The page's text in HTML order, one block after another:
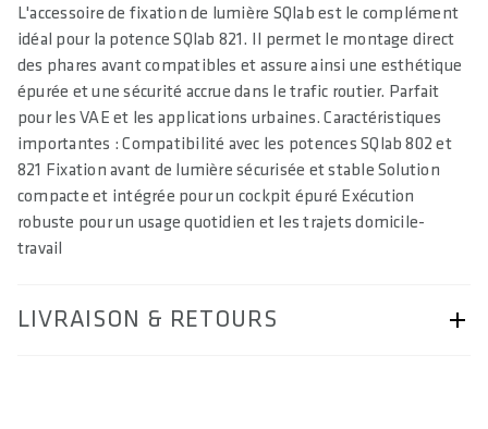
L'accessoire de fixation de lumière SQlab est le complément
idéal pour la potence SQlab 821. Il permet le montage direct
des phares avant compatibles et assure ainsi une esthétique
épurée et une sécurité accrue dans le trafic routier. Parfait
pour les VAE et les applications urbaines. Caractéristiques
importantes : Compatibilité avec les potences SQlab 802 et
821 Fixation avant de lumière sécurisée et stable Solution
compacte et intégrée pour un cockpit épuré Exécution
robuste pour un usage quotidien et les trajets domicile-
travail
LIVRAISON & RETOURS